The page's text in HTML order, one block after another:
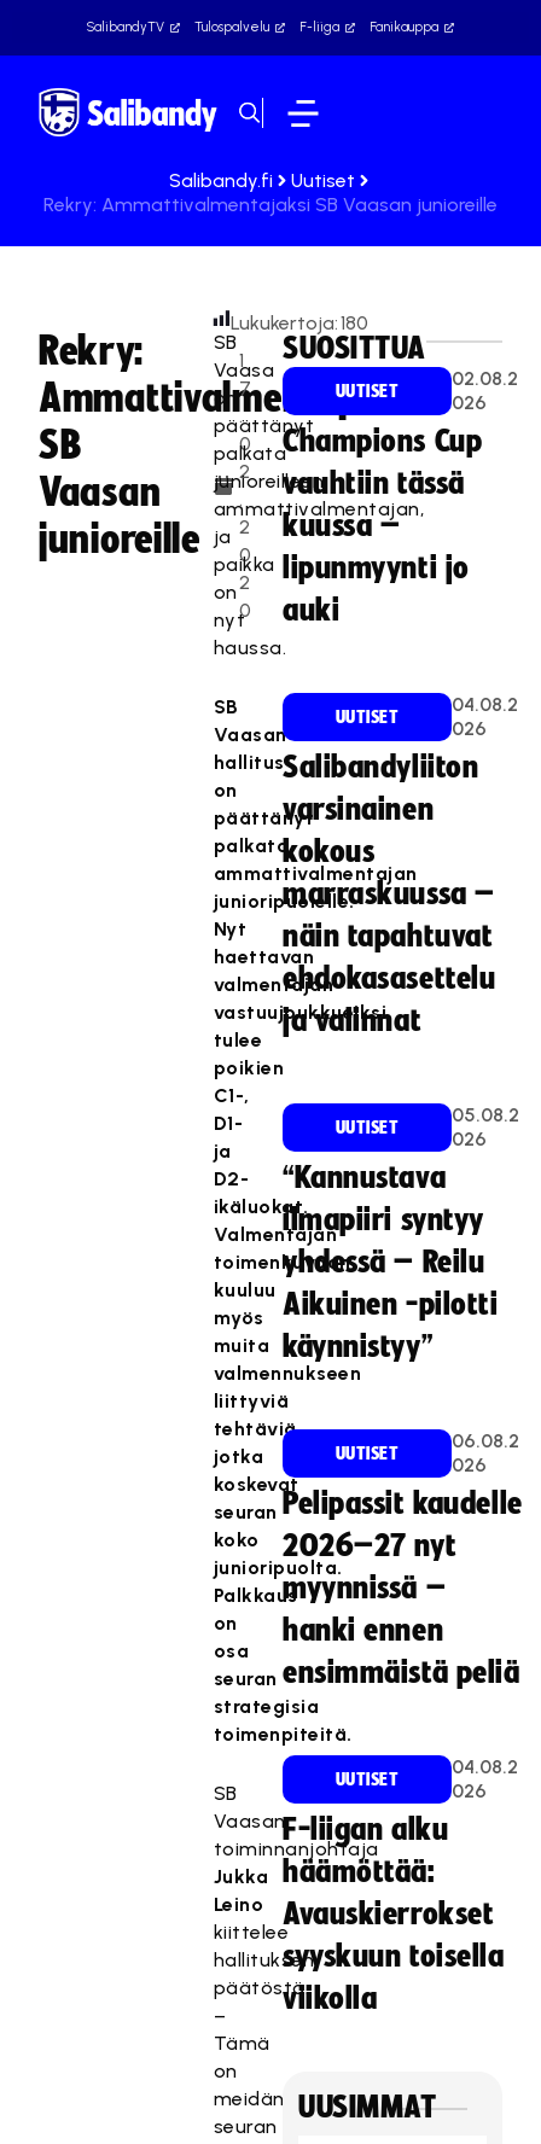
SalibandyTV Tulospalvelu F-liiga Fanikauppa
Salibandy.fi
Uutiset
Rekry: Ammattivalmentajaksi SB Vaasan junioreille
Rekry:
Ammattivalmentajaksi
SB
Vaasan
junioreille
1
7
.
0
2
.
2
0
2
0
Lukukertoja:180
SB
Vaasa
on
päättänyt
palkata
junioreilleen
ammattivalmentajan,
ja
paikka
on
nyt
haussa.
SB
Vaasan
hallitus
on
päättänyt
palkata
ammattivalmentajan
junioripuolelle.
Nyt
haettavan
valmentajan
vastuujoukkueiksi
tulee
poikien
C1-,
D1-
ja
D2-
ikäluokat.
Valmentajan
toimenkuvaan
kuuluu
myös
muita
valmennukseen
liittyviä
tehtäviä,
jotka
koskevat
seuran
koko
junioripuolta.
Palkkaus
on
osa
seuran
strategisia
toimenpiteitä.
SB
Vaasan
toiminnanjohtaja
Jukka
Leino
kiittelee
hallituksen
päätöstä.
–
Tämä
on
meidän
seuran
SUOSITTUA
UUTISET
02.08.2
026
Champions Cup
vauhtiin tässä
kuussa –
lipunmyynti jo
auki
UUTISET
04.08.2
026
Salibandyliiton
varsinainen
kokous
marraskuussa –
näin tapahtuvat
ehdokasasettelu
ja valinnat
UUTISET
05.08.2
026
“Kannustava
ilmapiiri syntyy
yhdessä – Reilu
Aikuinen -pilotti
käynnistyy”
UUTISET
06.08.2
026
Pelipassit kaudelle
2026–27 nyt
myynnissä –
hanki ennen
ensimmäistä peliä
UUTISET
04.08.2
026
F-liigan alku
häämöttää:
Avauskierrokset
syyskuun toisella
viikolla
UUSIMMAT